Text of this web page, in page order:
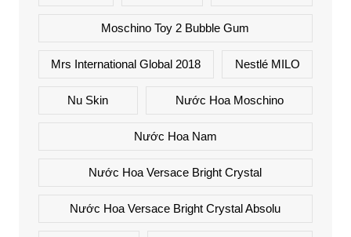
Moschino Toy 2 Bubble Gum
Mrs International Global 2018 Nestlé MILO
Nu Skin Nước Hoa Moschino
Nước Hoa Nam
Nước Hoa Versace Bright Crystal
Nước Hoa Versace Bright Crystal Absolu